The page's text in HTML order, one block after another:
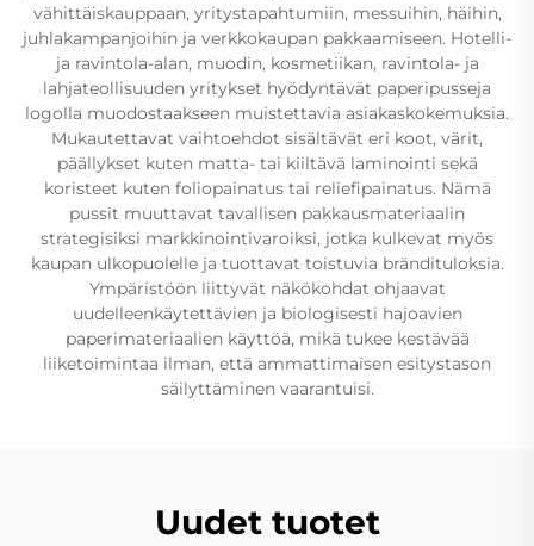
vähittäiskauppaan, yritystapahtumiin, messuihin, häihin,
juhlakampanjoihin ja verkkokaupan pakkaamiseen. Hotelli-
ja ravintola-alan, muodin, kosmetiikan, ravintola- ja
lahjateollisuuden yritykset hyödyntävät paperipusseja
logolla muodostaakseen muistettavia asiakaskokemuksia.
Mukautettavat vaihtoehdot sisältävät eri koot, värit,
päällykset kuten matta- tai kiiltävä laminointi sekä
koristeet kuten foliopainatus tai reliefipainatus. Nämä
pussit muuttavat tavallisen pakkausmateriaalin
strategisiksi markkinointivaroiksi, jotka kulkevat myös
kaupan ulkopuolelle ja tuottavat toistuvia brändituloksia.
Ympäristöön liittyvät näkökohdat ohjaavat
uudelleenkäytettävien ja biologisesti hajoavien
paperimateriaalien käyttöä, mikä tukee kestävää
liiketoimintaa ilman, että ammattimaisen esitystason
säilyttäminen vaarantuisi.
Uudet tuotet